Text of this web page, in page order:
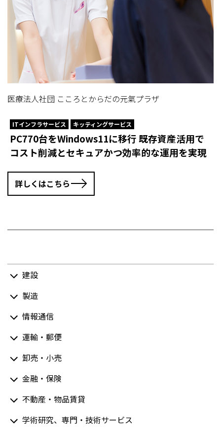
医療法人社団 こころとからだの元氣プラザ
ITインフラサービス キッティングサービス
PC770台をWindows11に移行 既存資産活用で
コスト削減とセキュアかつ効率的な運用を実現
詳しくはこちら
建設
製造
情報通信
運輸・郵便
卸売・小売
金融・保険
不動産・物品賃貸
学術研究、専門・技術サービス